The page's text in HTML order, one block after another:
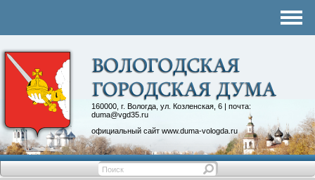
160000, г. Вологда, ул. Козленская, 6 | почта:
duma@vgd35.ru
официальный сайт www.duma-vologda.ru
Контакты
Депутатские объединения